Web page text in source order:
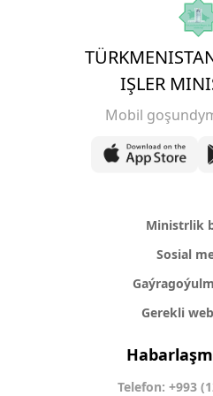
IŞLER
Mobil
Ministrlik
Sosial
Gerekli
Telefon: +993